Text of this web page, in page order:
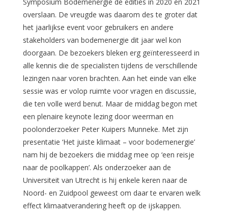
overslaan. De vreugde was daarom des te groter dat
het jaarlijkse event voor gebruikers en andere
stakeholders van bodemenergie dit jaar wel kon
doorgaan. De bezoekers bleken erg geïnteresseerd in
alle kennis die de specialisten tijdens de verschillende
lezingen naar voren brachten. Aan het einde van elke
sessie was er volop ruimte voor vragen en discussie,
die ten volle werd benut. Maar de middag begon met
een plenaire keynote lezing door weerman en
poolonderzoeker Peter Kuipers Munneke. Met zijn
presentatie ‘Het juiste klimaat – voor bodemenergie’
nam hij de bezoekers die middag mee op ‘een reisje
naar de poolkappen’. Als onderzoeker aan de
Universiteit van Utrecht is hij enkele keren naar de
Noord- en Zuidpool geweest om daar te ervaren welk
effect klimaatverandering heeft op de ijskappen.